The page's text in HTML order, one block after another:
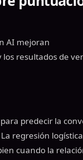
AI mejoran
resultados de
predecir la
regresión
cuando la